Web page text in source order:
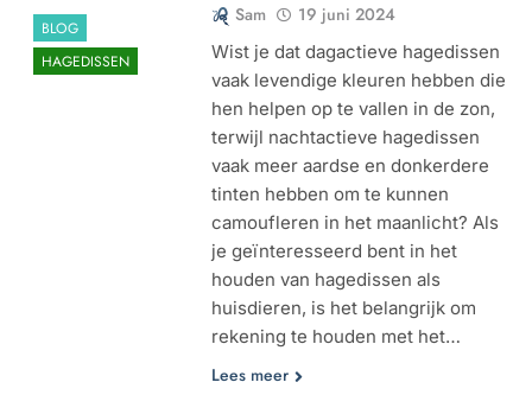
BLOG
HAGEDISSEN
Sam 19 juni 2024
Wist je dat dagactieve hagedissen
vaak levendige kleuren hebben die
hen helpen op te vallen in de zon,
terwijl nachtactieve hagedissen
vaak meer aardse en donkerdere
tinten hebben om te kunnen
camoufleren in het maanlicht? Als
je geïnteresseerd bent in het
houden van hagedissen als
huisdieren, is het belangrijk om
rekening te houden met het…
Lees meer